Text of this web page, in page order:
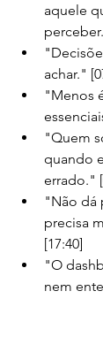
aquele
achar."
"Menos
"Quem
quando
errado."
"Não dá
precisa
[17:40]
"O
nem